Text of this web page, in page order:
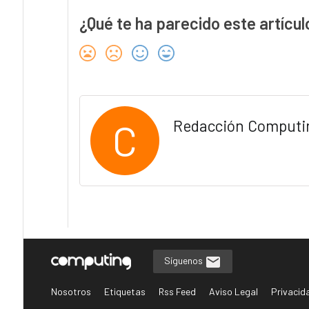
¿Qué te ha parecido este
C Redacción
Síguenos
Nosotros Etiquetas Rss Feed Aviso Legal